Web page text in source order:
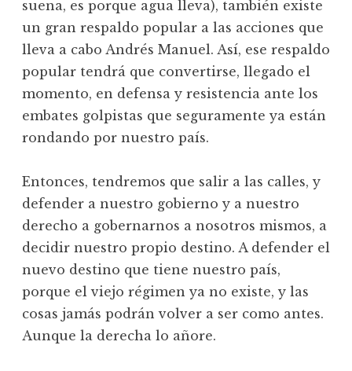
suena, es porque agua lleva), también existe
un gran respaldo popular a las acciones que
lleva a cabo Andrés Manuel. Así, ese respaldo
popular tendrá que convertirse, llegado el
momento, en defensa y resistencia ante los
embates golpistas que seguramente ya están
rondando por nuestro país.
Entonces, tendremos que salir a las calles, y
defender a nuestro gobierno y a nuestro
derecho a gobernarnos a nosotros mismos, a
decidir nuestro propio destino. A defender el
nuevo destino que tiene nuestro país,
porque el viejo régimen ya no existe, y las
cosas jamás podrán volver a ser como antes.
Aunque la derecha lo añore.